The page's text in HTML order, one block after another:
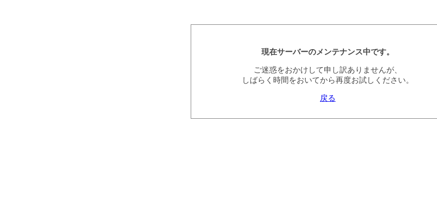
現在サーバーのメンテナンス中です。
ご迷惑をおかけして申し訳ありませんが、
しばらく時間をおいてから再度お試しください。
戻る